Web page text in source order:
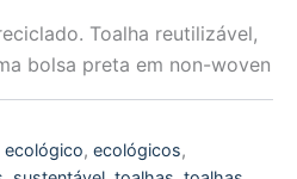
Toalha reutilizável,
bolsa preta em non-woven
ecológico,ecológicos,